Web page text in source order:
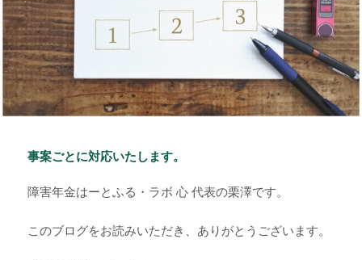
事案ごとに対応いたします。
障害年金はーとふる・ラボ 心 代表の栗澤です。
このブログをお読みいただき、ありがとうございます。